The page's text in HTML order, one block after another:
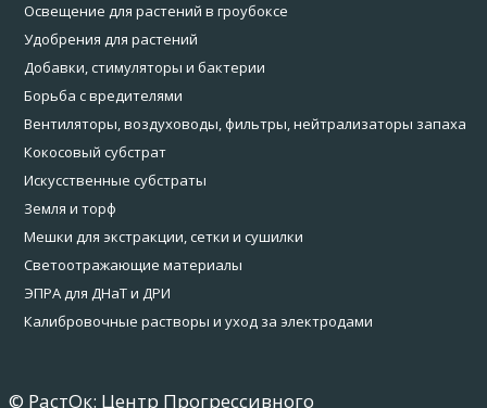
Освещение для растений в гроубоксе
Удобрения для растений
Добавки, стимуляторы и бактерии
Борьба с вредителями
Вентиляторы, воздуховоды, фильтры, нейтрализаторы запаха
Кокосовый субстрат
Искусственные субстраты
Земля и торф
Мешки для экстракции, сетки и сушилки
Светоотражающие материалы
ЭПРА для ДНаТ и ДРИ
Калибровочные растворы и уход за электродами
© РастОк: Центр Прогрессивного